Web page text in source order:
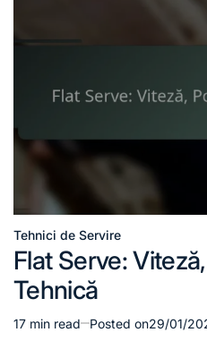
Posted
in
Tehnici de Servire
Flat Serve:
Tehnică
Estimated
17 min read Posted on29/01/